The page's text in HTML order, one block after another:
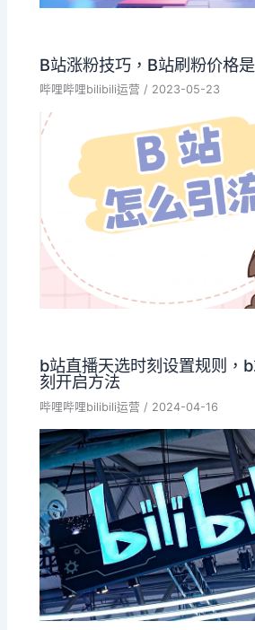
B站涨粉技巧，B站刷粉价格
哔哩哔哩bilibili运营 / 2023-05-23
b站直播天选时刻设置规则，
刻开启方法
哔哩哔哩bilibili运营 / 2024-04-16